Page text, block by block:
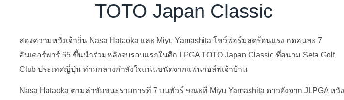
TOTO Japan Classic
สองความหวังเจ้าถิ่น Nasa Hataoka และ Miyu Yamashita โชว์ฟอร์มสุดร้อนแรง กดคนละ 7
อันเดอร์พาร์ 65 ขึ้นนำร่วมหลังจบรอบแรกในศึก LPGA TOTO Japan Classic ที่สนาม Seta Golf
Club ประเทศญี่ปุ่น ท่ามกลางกำลังใจแน่นขนัดจากแฟนกอล์ฟเจ้าบ้าน
Nasa Hataoka ตามล่าชัยชนะรายการที่ 7 บนทัวร์ ขณะที่ Miyu Yamashita ดาวดังจาก JLPGA หวัง